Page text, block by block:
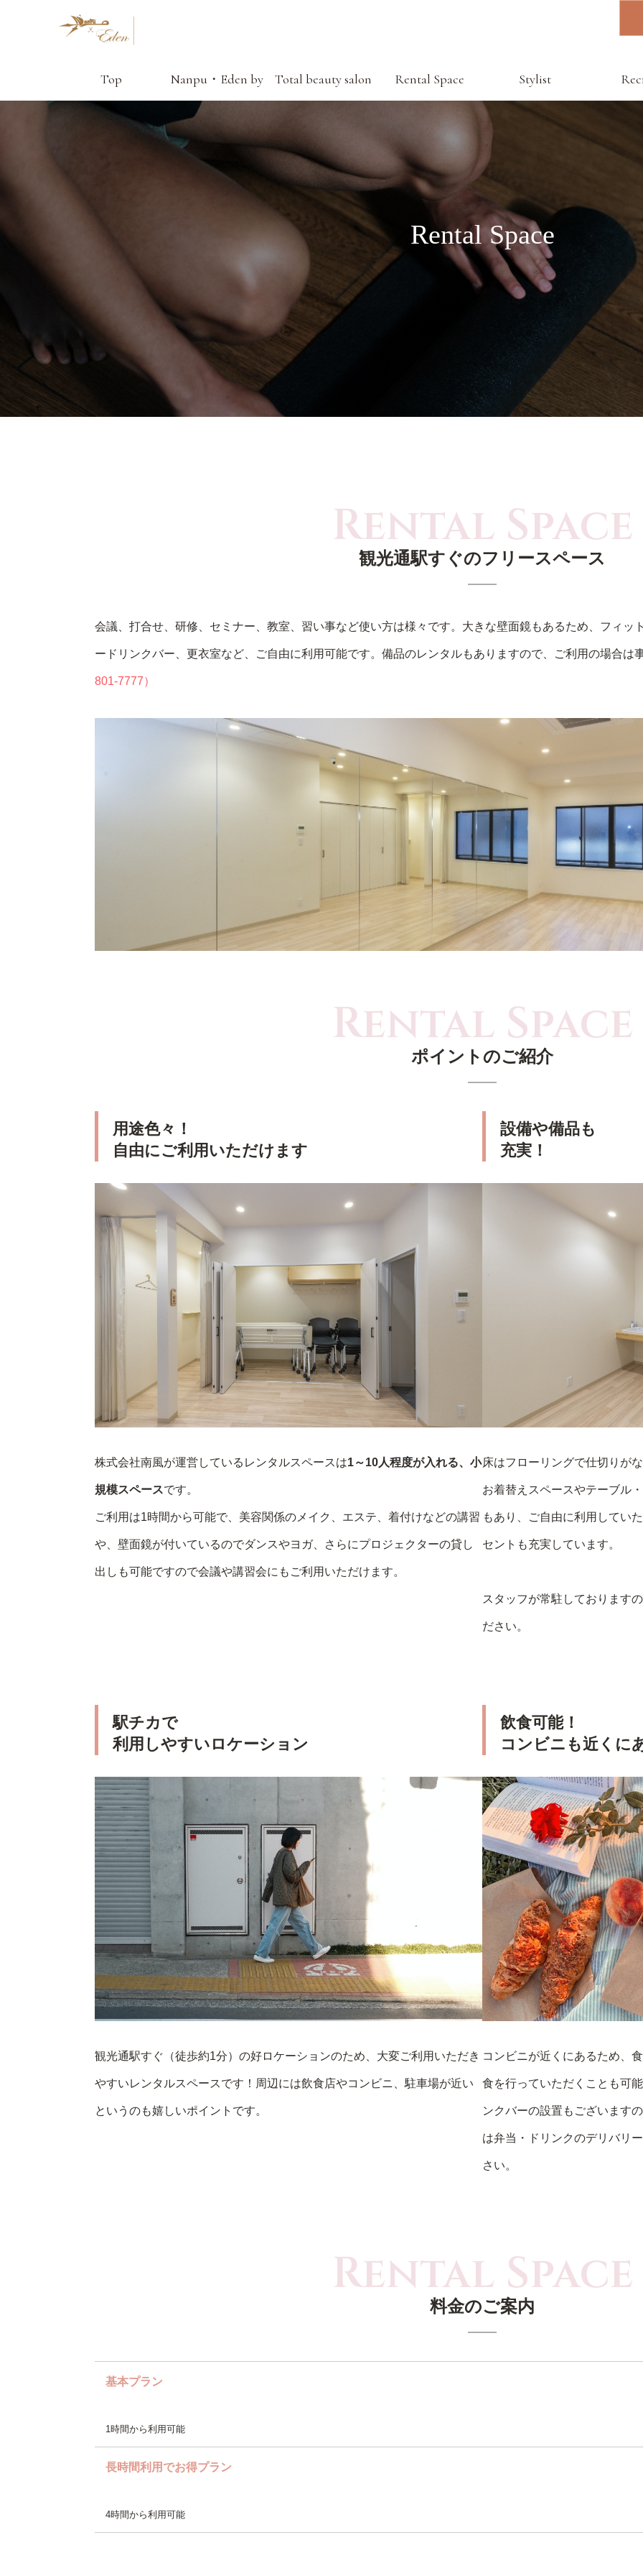
Top Nanpu・Eden by Total beauty salon Rental Space Stylist
Rental Space
観光通駅すぐのフリースペース
会議、打合せ、研修、セミナー、教室、習い事など使い方は様々です。大きな壁面鏡もあるため、フィッ
ードリンクバー、更衣室など、ご自由に利用可能です。備品のレンタルもありますので、ご利用の場合は
801-7777）
ポイントのご紹介
用途色々！
自由にご利用いただけます
株式会社南風が運営しているレンタルスペースは1～10人程度が入れる、小
規模スペースです。
ご利用は1時間から可能で、美容関係のメイク、エステ、着付けなどの講習
や、壁面鏡が付いているのでダンスやヨガ、さらにプロジェクターの貸し
出しも可能ですので会議や講習会にもご利用いただけます。
設備や備品も
充実！
床はフローリングで仕切りが
お着替えスペースやテーブル
もあり、ご自由に利用してい
セントも充実しています。
スタッフが常駐しております
ださい。
駅チカで
利用しやすいロケーション
観光通駅すぐ（徒歩約1分）の好ロケーションのため、大変ご利用いただき
やすいレンタルスペースです！周辺には飲食店やコンビニ、駐車場が近い
というのも嬉しいポイントです。
飲食可能！
コンビニも近くに
コンビニが近くにあるため、
食を行っていただくことも可
ンクバーの設置もございます
は弁当・ドリンクのデリバリ
さい。
料金のご案内
基本プラン
1時間から利用可能
長時間利用でお得プラン
4時間から利用可能